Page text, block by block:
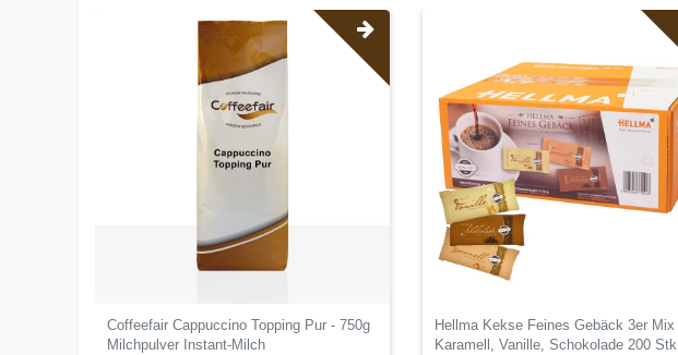
Coffeefair Cappuccino Topping Pur - 750g
Milchpulver Instant-Milch
Hellma Kekse Feines Gebäck 3er Mix
Karamell, Vanille, Schokolade 200 Stk